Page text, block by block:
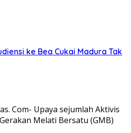
ke Bea Cukai Madura Tak
Com- Upaya sejumlah Aktivis
Melati Bersatu (GMB)